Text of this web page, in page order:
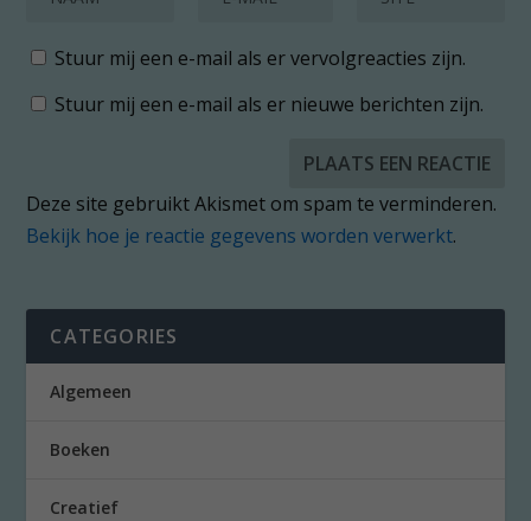
Stuur mij een e-mail als er vervolgreacties zijn.
Stuur mij een e-mail als er nieuwe berichten zijn.
Deze site gebruikt Akismet om spam te verminderen.
Bekijk hoe je reactie gegevens worden verwerkt.
CATEGORIES
Algemeen
Boeken
Creatief